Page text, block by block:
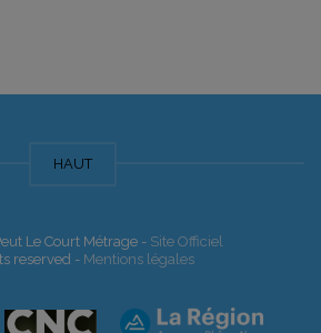
HAUT
Le Court Métrage - Site Officiel
reserved - Mentions légales